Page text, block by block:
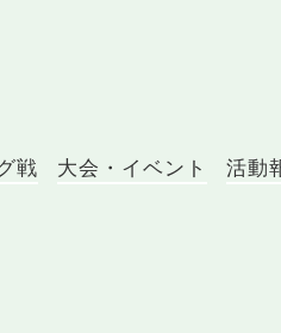
戦 大会・イベント 活動